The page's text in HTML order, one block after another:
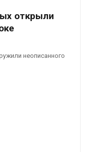
открыли
неописанного